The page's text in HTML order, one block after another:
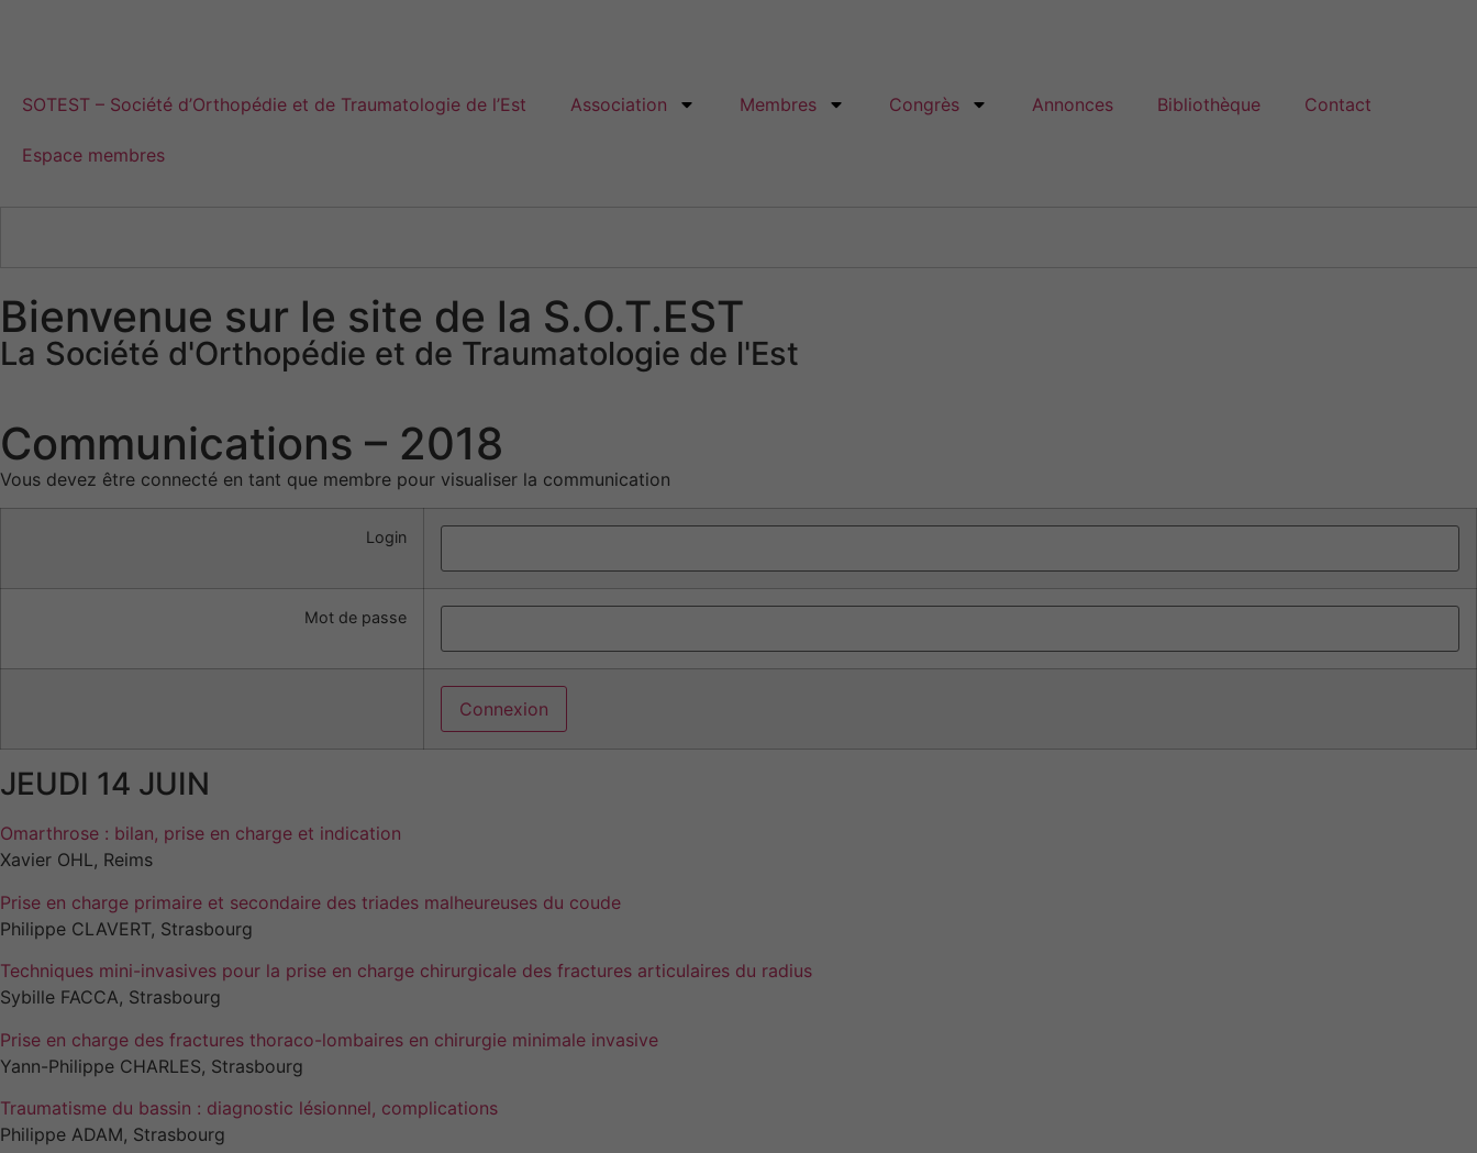
SOTEST – Société d’Orthopédie et de Traumatologie de l’Est Association Membres Congrès Annonces Bibliothèque Contact
Espace membres
Bienvenue sur le site de la S.O.T.EST
La Société d'Orthopédie et de Traumatologie de l'Est
Communications – 2018
Vous devez être connecté en tant que membre pour visualiser la communication
Login
Mot de passe
JEUDI 14 JUIN
Omarthrose : bilan, prise en charge et indication
Xavier OHL, Reims
Prise en charge primaire et secondaire des triades malheureuses du coude
Philippe CLAVERT, Strasbourg
Techniques mini-invasives pour la prise en charge chirurgicale des fractures articulaires du radius
Sybille FACCA, Strasbourg
Prise en charge des fractures thoraco-lombaires en chirurgie minimale invasive
Yann-Philippe CHARLES, Strasbourg
Traumatisme du bassin : diagnostic lésionnel, complications
Philippe ADAM, Strasbourg